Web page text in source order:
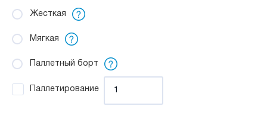
Жесткая
Мягкая
Паллетный борт
Паллетирование